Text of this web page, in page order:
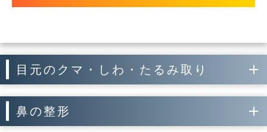
目元のクマ・しわ・たるみ取り
鼻の整形